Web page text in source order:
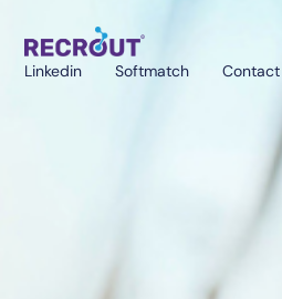
Linkedin Softmatch Contact